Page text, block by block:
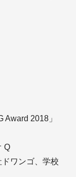
Award 2018」
Q
ワンゴ、学校